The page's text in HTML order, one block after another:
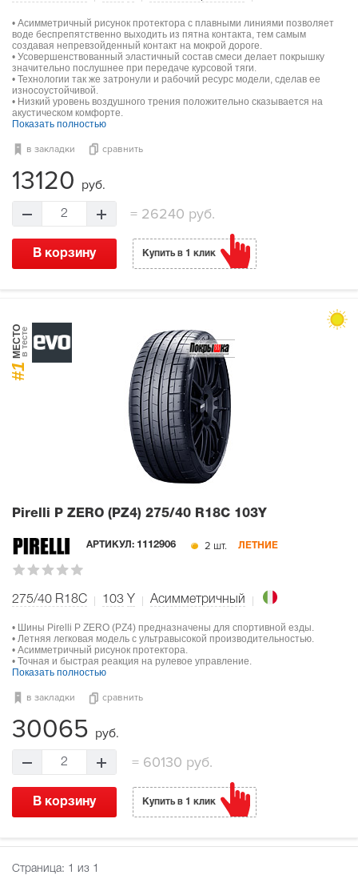
• Асимметричный рисунок протектора с плавными линиями позволяет
воде беспрепятственно выходить из пятна контакта, тем самым
создавая непревзойденный контакт на мокрой дороге.
• Усовершенствованный эластичный состав смеси делает покрышку
значительно послушнее при передаче курсовой тяги.
• Технологии так же затронули и рабочий ресурс модели, сделав ее
износоустойчивой.
• Низкий уровень воздушного трения положительно сказывается на
акустическом комфорте.
Показать полностью
в закладки сравнить
13120 руб.
2 =26240 руб.
В корзину Купить в 1 клик
#1
МЕСТОв тесте
Pirelli P ZERO (PZ4) 275/40 R18C 103Y
АРТИКУЛ: 1112906 2 шт. ЛЕТНИЕ
275/40 R18C 103 Y Асимметричный
• Шины Pirelli P ZERO (PZ4) предназначены для спортивной езды.
• Летняя легковая модель с ультравысокой производительностью.
• Асимметричный рисунок протектора.
• Точная и быстрая реакция на рулевое управление.
Показать полностью
в закладки сравнить
30065 руб.
2 = 60130 руб.
В корзину Купить в 1 клик
Страница: 1 из 1